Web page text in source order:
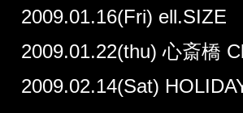
2009.01.16(Fri) ell.SIZE
2009.01.22(thu) 心斎橋
2009.02.14(Sat)